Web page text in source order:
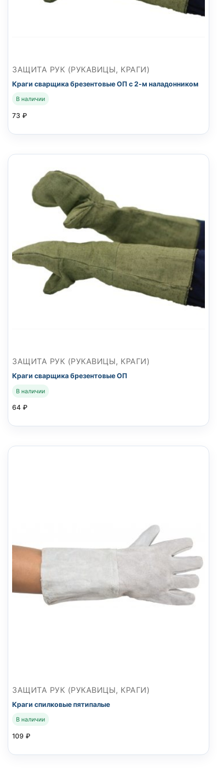
ЗАЩИТА РУК (РУКАВИЦЫ, КРАГИ)
Краги сварщика брезентовые ОП с 2-м наладонником
В наличии
73 ₽
ЗАЩИТА РУК (РУКАВИЦЫ, КРАГИ)
Краги сварщика брезентовые ОП
В наличии
64 ₽
ЗАЩИТА РУК (РУКАВИЦЫ, КРАГИ)
Краги спилковые пятипалые
В наличии
109 ₽